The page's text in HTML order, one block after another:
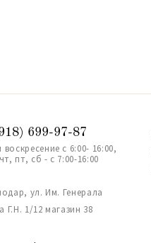
699-97-87
воскресение с 6:00- 16:00,
пт, сб - с 7:00-16:00
ул. Им. Генерала
Г.Н. 1/12 магазин 38